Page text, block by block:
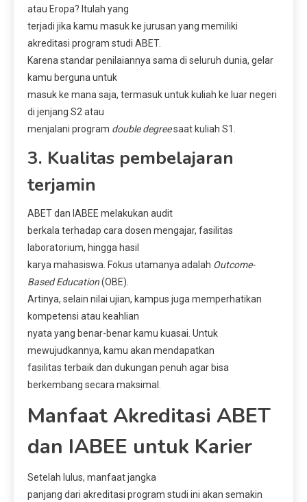
atau Eropa? Itulah yang
terjadi jika kamu masuk ke jurusan yang memiliki
akreditasi program studi ABET.
Karena standar penilaiannya sama di seluruh dunia, gelar
kamu berguna untuk
masuk ke mana saja, termasuk untuk kuliah ke luar negeri
di jenjang S2 atau
menjalani program double degreesaat kuliah S1.
3. Kualitas pembelajaran
terjamin
ABET dan IABEE melakukan audit
berkala terhadap cara dosen mengajar, fasilitas
laboratorium, hingga hasil
karya mahasiswa. Fokus utamanya adalah Outcome-
Based Education(OBE).
Artinya, selain nilai ujian, kampus juga memperhatikan
kompetensi atau keahlian
nyata yang benar-benar kamu kuasai. Untuk
mewujudkannya, kamu akan mendapatkan
fasilitas terbaik dan dukungan penuh agar bisa
berkembang secara maksimal.
Manfaat Akreditasi ABET
dan IABEE untuk Karier
Setelah lulus, manfaat jangka
panjang dari akreditasi program studi ini akan semakin